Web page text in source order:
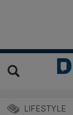
LIFESTYLE